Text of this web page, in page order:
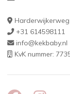
+31 614598111
info@kekbaby.nl
KvK nummer: